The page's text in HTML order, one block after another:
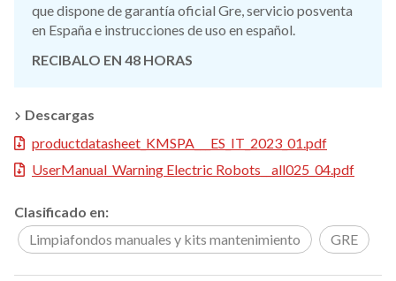
que dispone de garantía oficial Gre, servicio posventa
en España e instrucciones de uso en español.
RECIBALO EN 48 HORAS
Descargas
productdatasheet_KMSPA___ES_IT_2023_01.pdf
UserManual_Warning Electric Robots__all025_04.pdf
Clasificado en:
Limpiafondos manuales y kits mantenimiento
GRE